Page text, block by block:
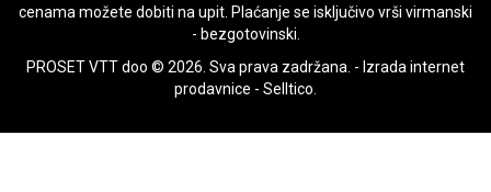
cenama možete dobiti na upit. Plaćanje se isključivo vrši virmanski
- bezgotovinski.
PROSET VTT doo © 2026. Sva prava zadržana. - Izrada internet
prodavnice - Selltico.